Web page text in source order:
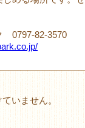
0797-82-3570
いません。